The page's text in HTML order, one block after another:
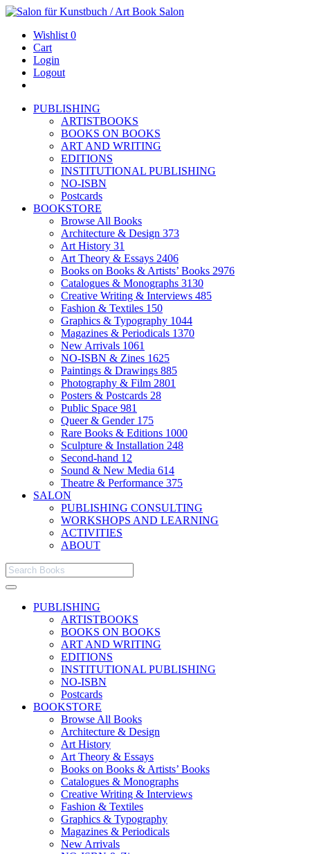
Wishlist 0
Cart
Login
Logout
PUBLISHING
ARTISTBOOKS
BOOKS ON BOOKS
ART AND WRITING
EDITIONS
INSTITUTIONAL PUBLISHING
NO-ISBN
Postcards
BOOKSTORE
Browse All Books
Architecture & Design 373
Art History 31
Art Theory & Essays 2406
Books on Books & Artists’ Books 2976
Catalogues & Monographs 3130
Creative Writing & Interviews 485
Fashion & Textiles 150
Graphics & Typography 1044
Magazines & Periodicals 1370
New Arrivals 1061
NO-ISBN & Zines 1625
Paintings & Drawings 885
Photography & Film 2801
Posters & Postcards 28
Public Space 981
Queer & Gender 175
Rare Books & Editions 1000
Sculpture & Installation 248
Second-hand 12
Sound & New Media 614
Theatre & Performance 375
SALON
PUBLISHING CONSULTING
WORKSHOPS AND LEARNING
ACTIVITIES
ABOUT
PUBLISHING
ARTISTBOOKS
BOOKS ON BOOKS
ART AND WRITING
EDITIONS
INSTITUTIONAL PUBLISHING
NO-ISBN
Postcards
BOOKSTORE
Browse All Books
Architecture & Design
Art History
Art Theory & Essays
Books on Books & Artists’ Books
Catalogues & Monographs
Creative Writing & Interviews
Fashion & Textiles
Graphics & Typography
Magazines & Periodicals
New Arrivals